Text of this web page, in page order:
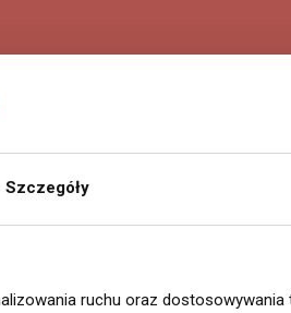
Szczegóły
ruchu oraz dostosowywania